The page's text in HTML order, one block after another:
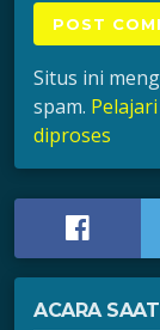
Situs ini
spam.
diproses
ACARA SAAT